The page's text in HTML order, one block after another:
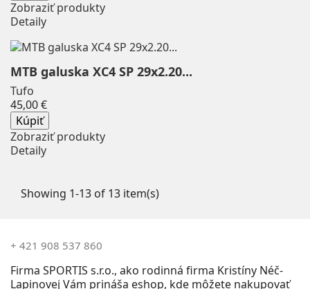
ZOOGS 0
Viac...Menej
Farba
Béžová 2
Čierna
ZOBRAZIŤ PRODUKTY
Zobraziť produkty
Detaily
MTB galuska XC4 SP 29x2.20...
Tufo
45,00 €Price
Kúpiť
Zobraziť produkty
Detaily
Showing 1-13 of 13 item(s)
+ 421 908 537 860
Firma SPORTIS s.r.o., ako rodinná firma Kristíny Néč-
Lapinovej Vám prináša eshop, kde môžete nakupovať